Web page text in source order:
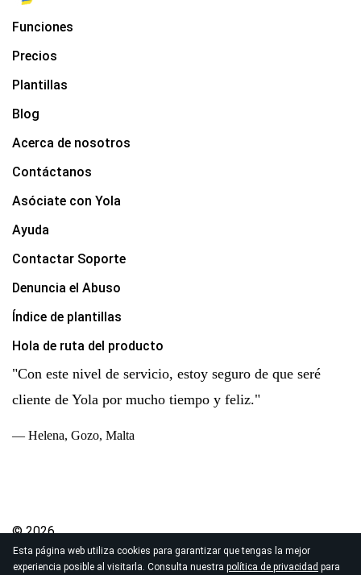
Esta página web utiliza cookies para garantizar que tengas la mejor
experiencia posible al visitarla. Consulta nuestra política de privacidad para
Funciones
Precios
Plantillas
Blog
Acerca de nosotros
Contáctanos
Asóciate con Yola
Ayuda
Contactar Soporte
Denuncia el Abuso
Índice de plantillas
Hola de ruta del producto
"Con este nivel de servicio, estoy seguro de que seré
cliente de Yola por mucho tiempo y feliz."
— Helena, Gozo, Malta
© 2026
Derechos de autor Yola Inc. Todos los derechos